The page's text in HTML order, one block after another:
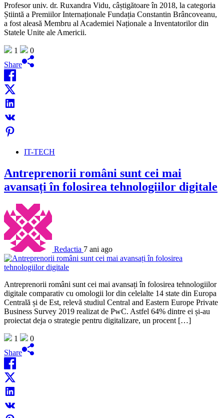
Profesor univ. dr. Ruxandra Vidu, câștigătoare în 2018, la categoria
Știintă a Premiilor Internaționale Fundația Constantin Brâncoveanu,
a fost aleasă Membru al Academiei Naționale a Inventatorilor din
Statele Unite ale Americii.
1
0
Share
IT-TECH
Antreprenorii români sunt cei mai
avansați în folosirea tehnologiilor digitale
Redactia 7 ani ago
Antreprenorii români sunt cei mai avansați în folosirea tehnologiilor
digitale comparativ cu omologii lor din celelalte 14 state din Europa
Centrală și de Est, relevă studiul Central and Eastern Europe Private
Business Survey 2019 realizat de PwC. Astfel 64% dintre ei și-au
proiectat deja o strategie pentru digitalizare, un procent […]
1
0
Share